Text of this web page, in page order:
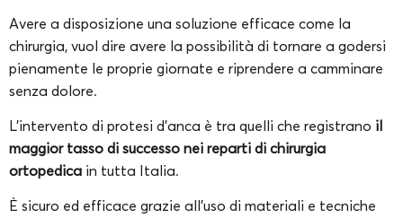
Avere a disposizione una soluzione efficace come la
chirurgia, vuol dire avere la possibilità di tornare a godersi
pienamente le proprie giornate e riprendere a camminare
senza dolore.
L’intervento di protesi d’anca è tra quelli che registrano il
maggior tasso di successo nei reparti di chirurgia
ortopedica in tutta Italia.
È sicuro ed efficace grazie all’uso di materiali e tecniche